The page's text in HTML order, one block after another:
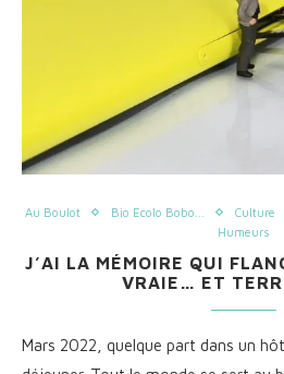
Au Boulot Bio Ecolo Bobo... Culture
Humeurs
J’AI LA MÉMOIRE QUI
VRAIE… ET
Mars 2022, quelque part dans un